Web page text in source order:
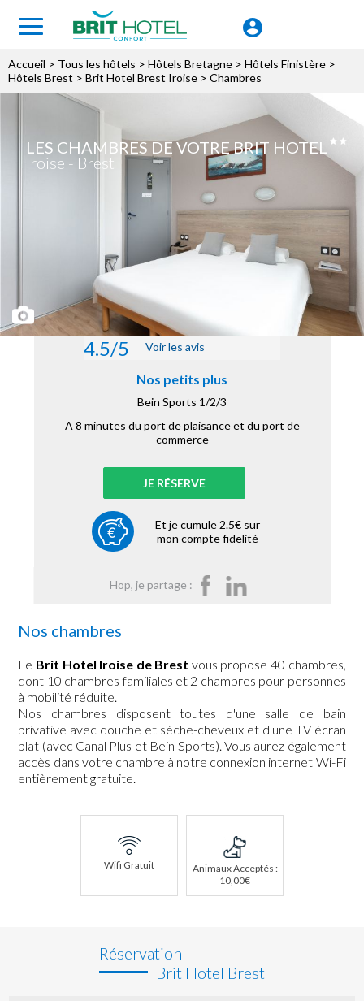
Accueil > Tous les hôtels > Hôtels Bretagne > Hôtels Finistère >
Hôtels Brest > Brit Hotel Brest Iroise > Chambres
LES CHAMBRES DE VOTRE BRIT HOTEL
Iroise - Brest
4.5/5 Voir les avis
Nos petits plus
Bein Sports 1/2/3
A 8 minutes du port de plaisance et du port de
commerce
JE RÉSERVE
Et je cumule 2.5€ sur
mon compte fidelité
Hop, je partage :
Nos chambres
Le Brit Hotel Iroise de Brest vous propose 40 chambres,
dont 10 chambres familiales et 2 chambres pour personnes
à mobilité réduite.
Nos chambres disposent toutes d'une salle de bain
privative avec douche et sèche-cheveux et d'une TV écran
plat (avec Canal Plus et Bein Sports). Vous aurez également
accès dans votre chambre à notre connexion internet Wi-Fi
entièrement gratuite.
Wifi Gratuit
Animaux Acceptés :
10,00€
Réservation
Brit Hotel Brest